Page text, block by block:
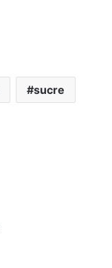
sucre